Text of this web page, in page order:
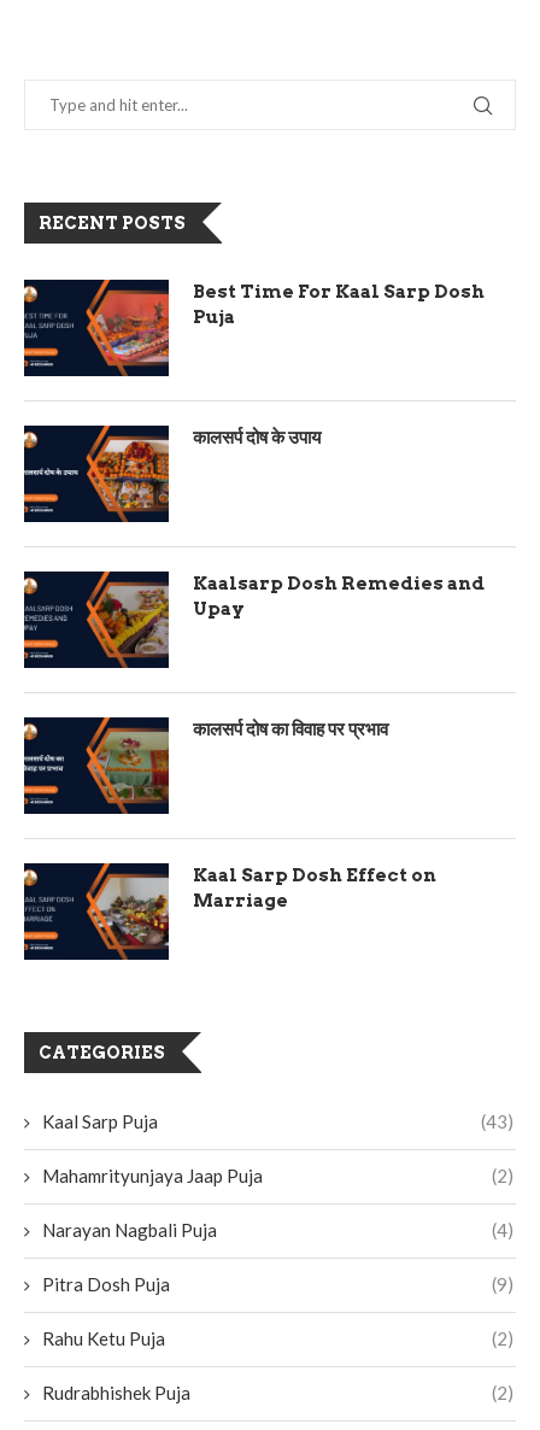
RECENT POSTS
Best Time For Kaal Sarp Dosh
Puja
कालसर्प दोष के उपाय
Kaalsarp Dosh Remedies and
Upay
कालसर्प दोष का विवाह पर प्रभाव
Kaal Sarp Dosh Effect on
Marriage
CATEGORIES
Kaal Sarp Puja (43)
Mahamrityunjaya Jaap Puja (2)
Narayan Nagbali Puja (4)
Pitra Dosh Puja (9)
Rahu Ketu Puja (2)
Rudrabhishek Puja (2)